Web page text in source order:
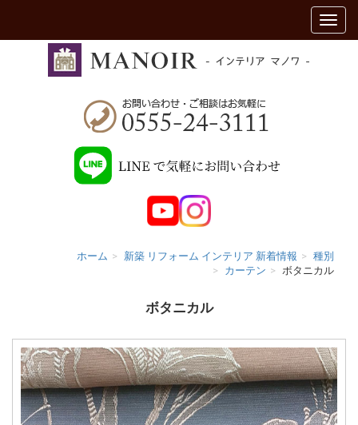
ホーム 新築 リフォーム インテリア 新着情報
種別
カーテン
ボタニカル
ボタニカル